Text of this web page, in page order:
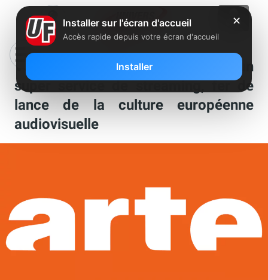
Vers une transformation d’Arte en un
super service de streaming, fer de
lance de la culture européenne
audiovisuelle
✕
Installer sur l'écran d'accueil
Accès rapide depuis votre écran d'accueil
Installer